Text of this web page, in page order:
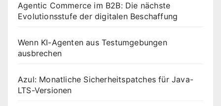
Agentic Commerce im B2B: Die nächste
Evolutionsstufe der digitalen Beschaffung
Wenn KI-Agenten aus Testumgebungen
ausbrechen
Azul: Monatliche Sicherheitspatches für Java-
LTS-Versionen